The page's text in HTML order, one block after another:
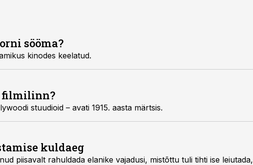
sööma?
kinodes keelatud.
filmilinn?
stuudioid – avati 1915. aasta märtsis.
kuldaeg
piisavalt rahuldada elanike vajadusi, mistõttu tuli tihti ise leiutada,